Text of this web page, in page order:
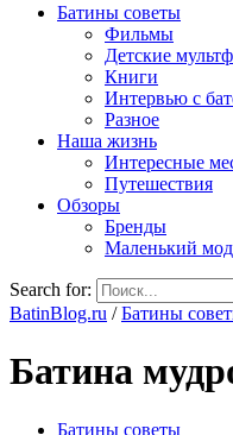
Батины советы
Фильмы
Детские
Книги
Интервью с
Разное
Наша жизнь
Интересные
Путешествия
Обзоры
Бренды
Маленький
Search for:
BatinBlog.ru /Батины
Батина
Батины советы